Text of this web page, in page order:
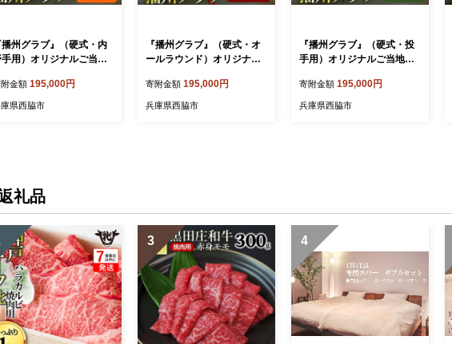
播州グラブ』（硬式・内
用）オリジナルご当地
3） 硬式グラブ 硬式
グローブ グラブ 野球 野
金額 195,000円
県西脇市
『播州グラブ』（硬式・オ
ールラウンド）オリジナル
-56-12〉右投げ（195-3）
硬式グラブ 硬式用 グローブ
寄附金額 195,000円
兵庫県西脇市
『播州グラブ』（硬式・投
手用）オリジナルご当地グ
95-3） 硬式グラブ 硬式用
グローブ グラブ 野球 野球
寄附金額 195,000円
兵庫県西脇市
礼品
3 4